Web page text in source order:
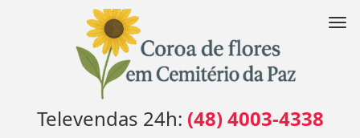
Televendas 24h: (48) 4003-4338